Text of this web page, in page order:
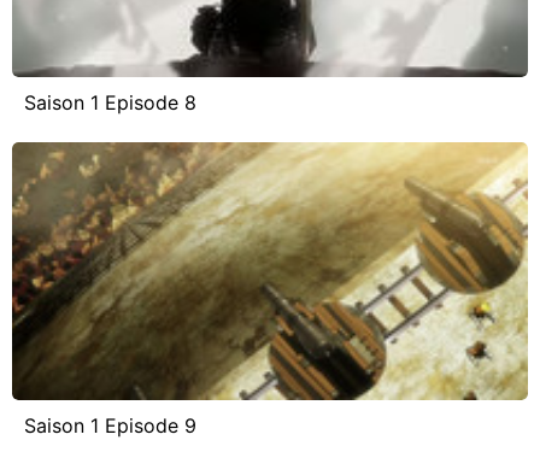
Saison 1 Episode 8
Saison 1 Episode 9